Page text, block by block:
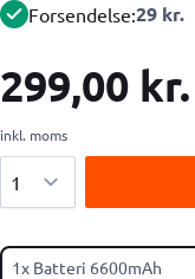
Forsendelse:29 kr.
299,00 kr.
inkl. moms
1x Batteri 6600mAh